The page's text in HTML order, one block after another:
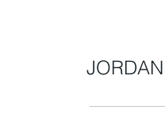
JORDAN